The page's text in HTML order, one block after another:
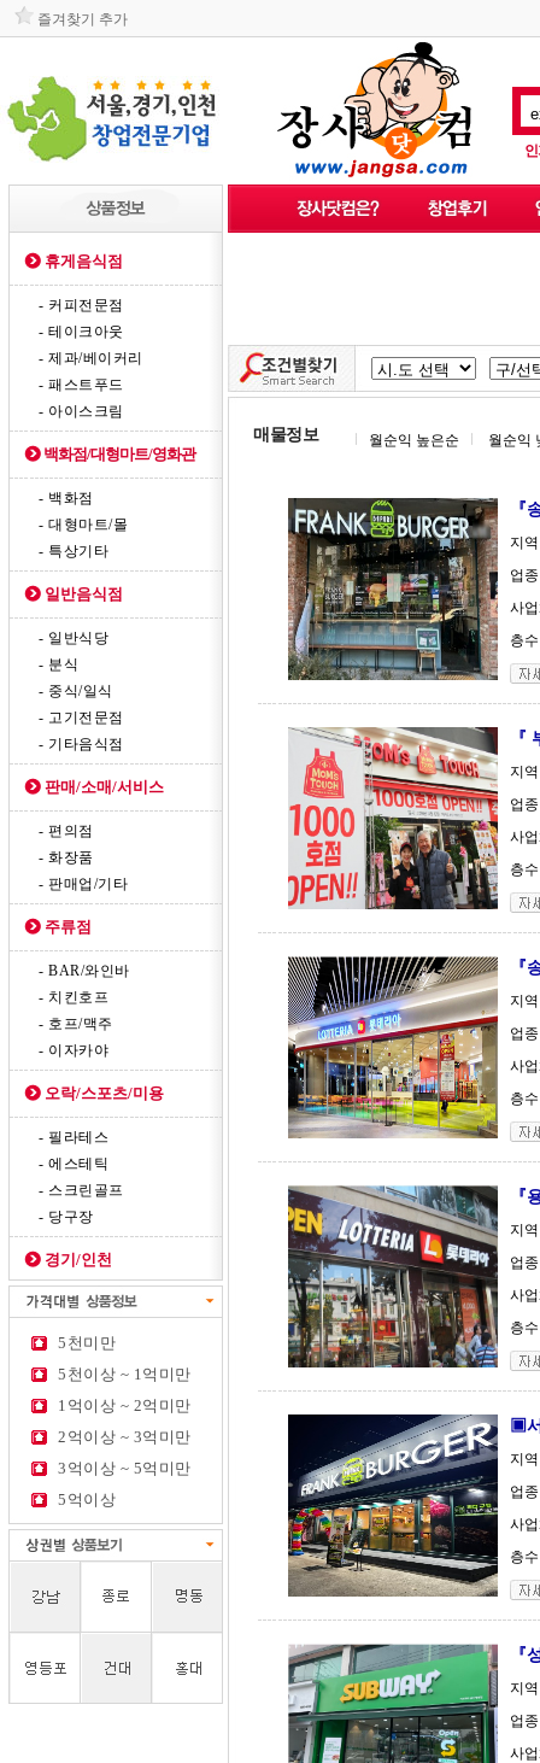
즐겨찾기 추가
휴게음식점
- 커피전문점
- 테이크아웃
- 제과/베이커리
- 패스트푸드
- 아이스크림
백화점/대형마트/영화관
- 백화점
- 대형마트/몰
- 특상기타
일반음식점
- 일반식당
- 분식
- 중식/일식
- 고기전문점
- 기타음식점
판매/소매/서비스
- 편의점
- 화장품
- 판매업/기타
주류점
- BAR/와인바
- 치킨호프
- 호프/맥주
- 이자카야
오락/스포츠/미용
- 필라테스
- 에스테틱
- 스크린골프
- 당구장
경기/인천
5천미만
5천이상 ~ 1억미만
1억이상 ~ 2억미만
2억이상 ~ 3억미만
3억이상 ~ 5억미만
5억이상
매물정보 월순익 높은순 월순익
『
지
업
사
층
『
지
업
사
층
『
지
업
사
층
『
지
업
사
층
▣
지
업
사
층
『
지
업
사